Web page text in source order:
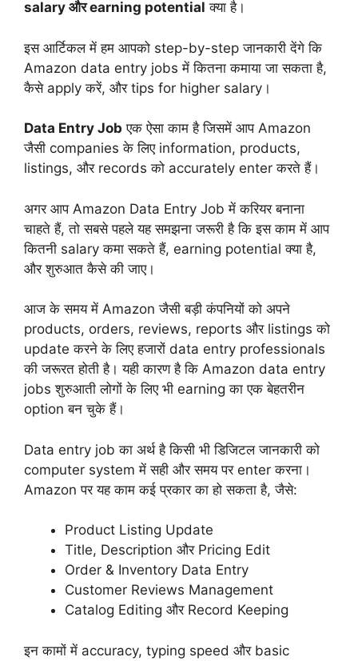
salary और earning potential क्या है।
इस आर्टिकल में हम आपको step-by-step जानकारी देंगे कि
Amazon data entry jobs में कितना कमाया जा सकता है,
कैसे apply करें, और tips for higher salary।
Data Entry Job एक ऐसा काम है जिसमें आप Amazon
जैसी companies के लिए information, products,
listings, और records को accurately enter करते हैं।
अगर आप Amazon Data Entry Job में करियर बनाना
चाहते हैं, तो सबसे पहले यह समझना जरूरी है कि इस काम में आप
कितनी salary कमा सकते हैं, earning potential क्या है,
और शुरुआत कैसे की जाए।
आज के समय में Amazon जैसी बड़ी कंपनियों को अपने
products, orders, reviews, reports और listings को
update करने के लिए हजारों data entry professionals
की जरूरत होती है। यही कारण है कि Amazon data entry
jobs शुरुआती लोगों के लिए भी earning का एक बेहतरीन
option बन चुके हैं।
Data entry job का अर्थ है किसी भी डिजिटल जानकारी को
computer system में सही और समय पर enter करना।
Amazon पर यह काम कई प्रकार का हो सकता है, जैसे:
Product Listing Update
Title, Description और Pricing Edit
Order & Inventory Data Entry
Customer Reviews Management
Catalog Editing और Record Keeping
इन कामों में accuracy, typing speed और basic